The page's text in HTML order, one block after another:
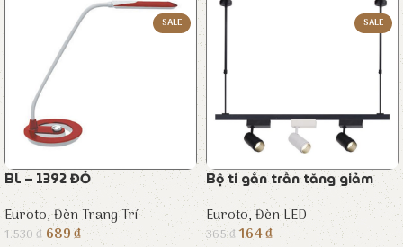
SALE
BL – 1392 ĐỎ
Euroto,Đèn Trang Trí
1.530₫ 689₫
SALE
Bộ ti gắn trần tăng giảm
Euroto,Đèn LED
365₫164₫